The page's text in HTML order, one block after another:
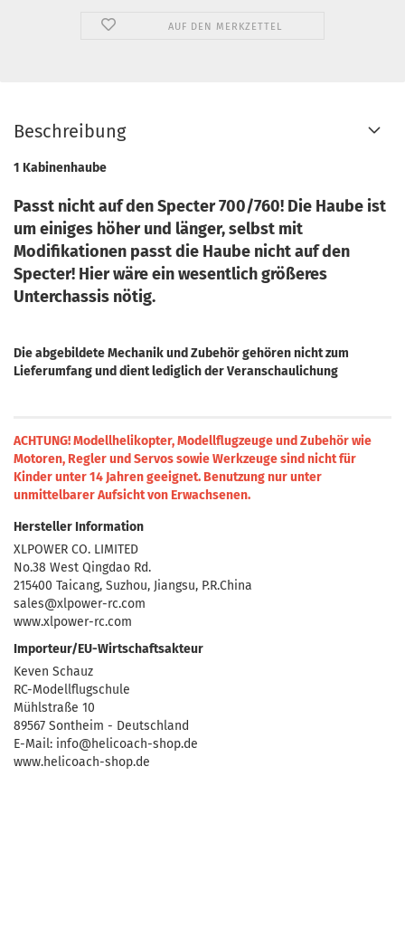
AUF DEN MERKZETTEL
Beschreibung
1 Kabinenhaube
Passt nicht auf den Specter 700/760! Die Haube ist
um einiges höher und länger, selbst mit
Modifikationen passt die Haube nicht auf den
Specter! Hier wäre ein wesentlich größeres
Unterchassis nötig.
Die abgebildete Mechanik und Zubehör gehören nicht zum
Lieferumfang und dient lediglich der Veranschaulichung
ACHTUNG! Modellhelikopter, Modellflugzeuge und Zubehör wie
Motoren, Regler und Servos sowie Werkzeuge sind nicht für
Kinder unter 14 Jahren geeignet. Benutzung nur unter
unmittelbarer Aufsicht von Erwachsenen.
Hersteller Information
XLPOWER CO. LIMITED
No.38 West Qingdao Rd.
215400 Taicang, Suzhou, Jiangsu, P.R.China
sales@xlpower-rc.com
www.xlpower-rc.com
Importeur/EU-Wirtschaftsakteur
Keven Schauz
RC-Modellflugschule
Mühlstraße 10
89567 Sontheim - Deutschland
E-Mail: info@helicoach-shop.de
www.helicoach-shop.de